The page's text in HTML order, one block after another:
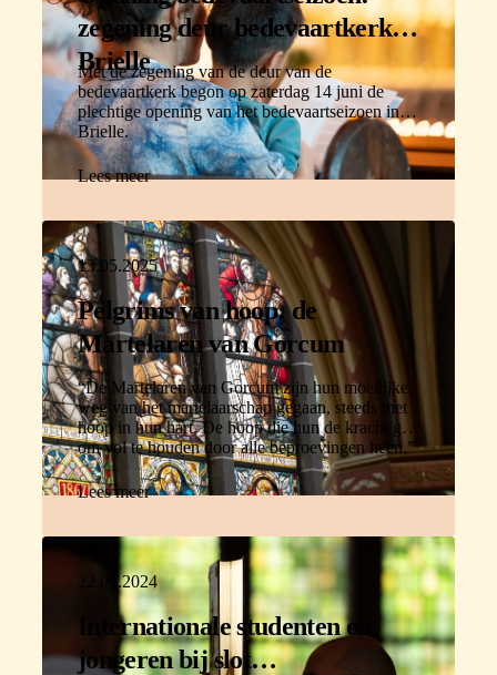
zegening deur bedevaartkerk
Brielle
Met de zegening van de deur van de
bedevaartkerk begon op zaterdag 14 juni de
plechtige opening van het bedevaartseizoen in
Brielle.
Lees meer
13.05.2025
Pelgrims van hoop: de
Martelaren van Gorcum
“De Martelaren van Gorcum zijn hun moeilijke
weg van het martelaarschap gegaan, steeds met
hoop in hun hart. De hoop die hun de kracht gaf
om vol te houden door alle beproevingen heen.”
Lees meer
22.09.2024
Internationale studenten en
jongeren bij slot